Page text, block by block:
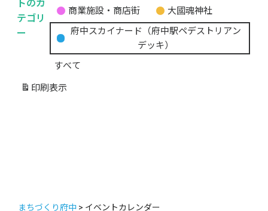
テゴリ
ー
題
の
カ
テ
ゴ
リ
商業施設・商店街
大國魂神社
府中スカイナード（府中駅ペデストリアン
デッキ）
すべて
印刷 表示
まちづくり府中 > イベントカレンダー